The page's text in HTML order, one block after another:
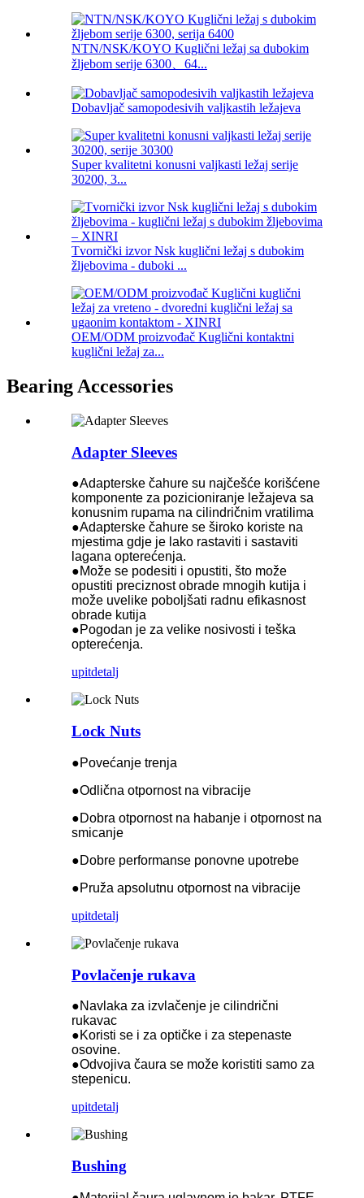
NTN/NSK/KOYO Kuglični ležaj sa dubokim
žljebom serije 6300、64...
Dobavljač samopodesivih valjkastih ležajeva
Super kvalitetni konusni valjkasti ležaj serije
30200, 3...
Tvornički izvor Nsk kuglični ležaj s dubokim
žljebovima - duboki ...
OEM/ODM proizvođač Kuglični kontaktni
kuglični ležaj za...
Bearing Accessories
Adapter Sleeves
●Adapterske čahure su najčešće korišćene
komponente za pozicioniranje ležajeva sa
konusnim rupama na cilindričnim vratilima
●Adapterske čahure se široko koriste na
mjestima gdje je lako rastaviti i sastaviti
lagana opterećenja.
●Može se podesiti i opustiti, što može
opustiti preciznost obrade mnogih kutija i
može uvelike poboljšati radnu efikasnost
obrade kutija
●Pogodan je za velike nosivosti i teška
opterećenja.
upitdetalj
Lock Nuts
●Povećanje trenja
●Odlična otpornost na vibracije
●Dobra otpornost na habanje i otpornost na
smicanje
●Dobre performanse ponovne upotrebe
●Pruža apsolutnu otpornost na vibracije
upitdetalj
Povlačenje rukava
●Navlaka za izvlačenje je cilindrični
rukavac
●Koristi se i za optičke i za stepenaste
osovine.
●Odvojiva čaura se može koristiti samo za
stepenicu.
upitdetalj
Bushing